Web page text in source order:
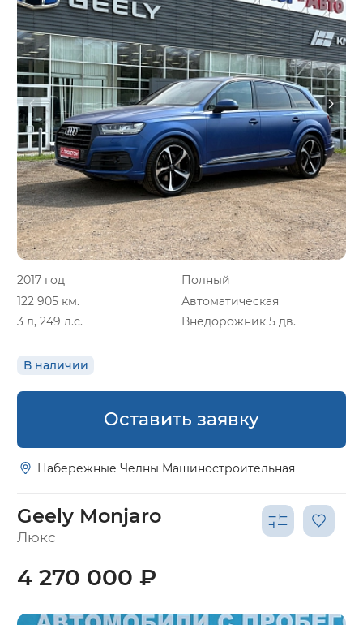
2017 год
Полный
122 905 км.
Автоматическая
3 л, 249 л.с.
Внедорожник 5 дв.
В наличии
Оставить заявку
Набережные Челны Машиностроительная
Geely Monjaro
Люкс
4 270 000 ₽